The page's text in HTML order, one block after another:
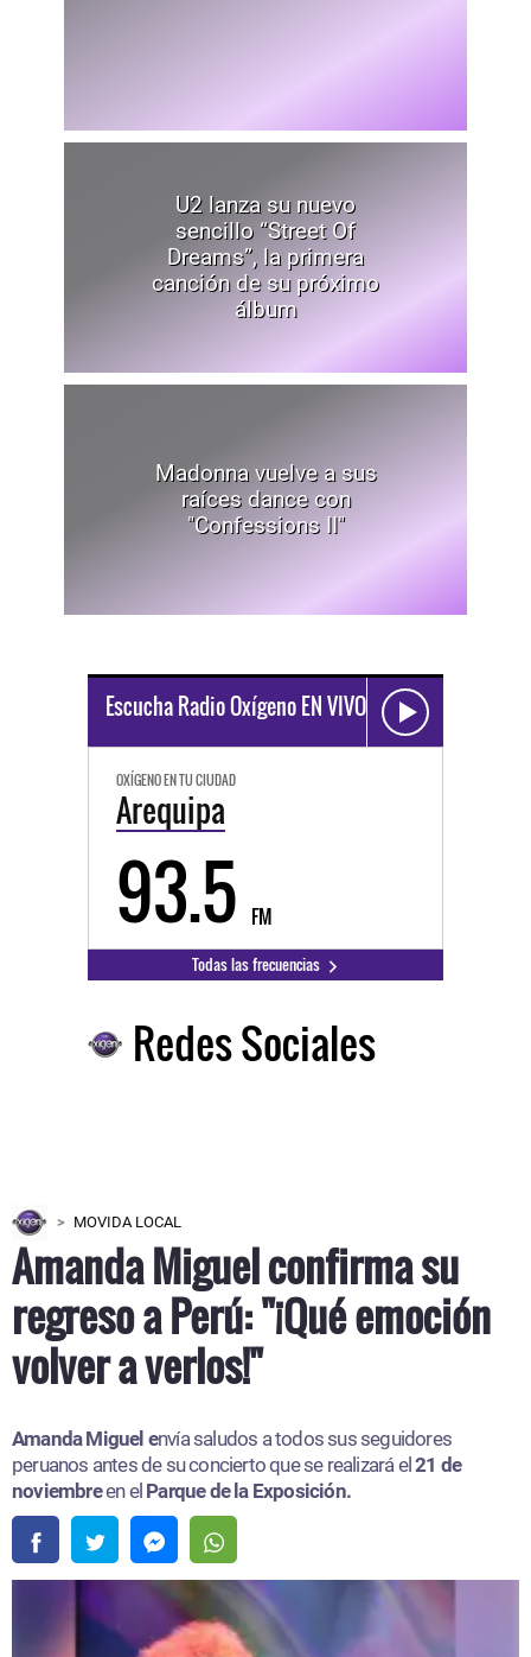
U2 lanza su nuevo
sencillo “Street Of
Dreams”, la primera
canción de su próximo
álbum
Madonna vuelve a sus
raíces dance con
"Confessions II"
Escucha Radio Oxígeno EN VIVO
OXÍGENO EN TU CIUDAD
Arequipa
93.5 FM
Todas las frecuencias
Redes Sociales
MOVIDA LOCAL
Amanda Miguel confirma su
regreso a Perú: "¡Qué emoción
volver a verlos!"
Amanda Miguel envía saludos a todos sus seguidores
peruanos antes de su concierto que se realizará el21 de
noviembreen el Parque de la Exposición.